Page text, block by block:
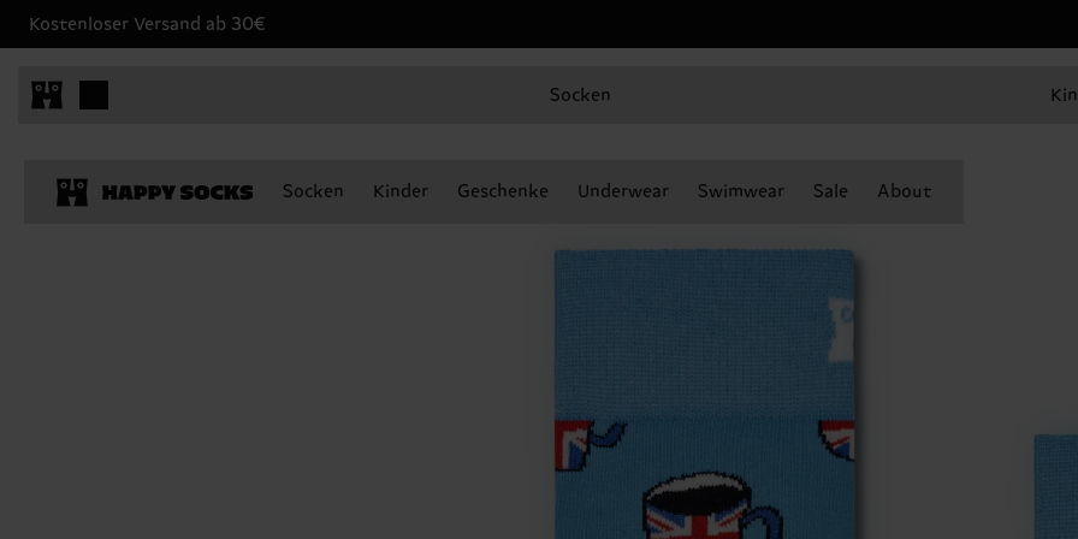
Kostenloser Versand ab 30€
Socken
Socken Kinder Geschenke Underwear Swimwear Sale About